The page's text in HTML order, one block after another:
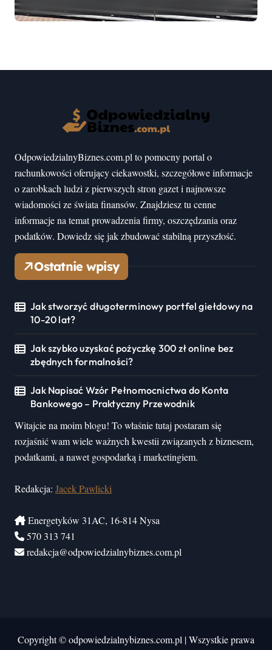
mogłeś nie wiedzieć
OdpowiedzialnyBiznes.com.pl to pomocny portal o
rachunkowości oferujący ciekawostki, szczegółowe informacje
o zarobkach ludzi z pierwszych stron gazet i najnowsze
wiadomości ze świata finansów. Znajdziesz tu cenne
informacje na temat prowadzenia firmy, oszczędzania oraz
podatków. Dowiedz się jak zbudować stabilną przyszłość.
Ostatnie wpisy
Jak stworzyć długoterminowy portfel giełdowy na
10-20 lat?
Jak szybko uzyskać pożyczkę 300 zł online bez
zbędnych formalności?
Jak Napisać Wzór Pełnomocnictwa do Konta
Bankowego – Praktyczny Przewodnik
Witajcie na moim blogu! To właśnie tutaj postaram się
rozjaśnić wam wiele ważnych kwestii związanych z biznesem,
podatkami, a nawet gospodarką i marketingiem.
Redakcja: Jacek Pawlicki
Energetyków 31AC, 16-814 Nysa
570 313 741
redakcja@odpowiedzialnybiznes.com.pl
Copyright © odpowiedzialnybiznes.com.pl |Wszystkie prawa